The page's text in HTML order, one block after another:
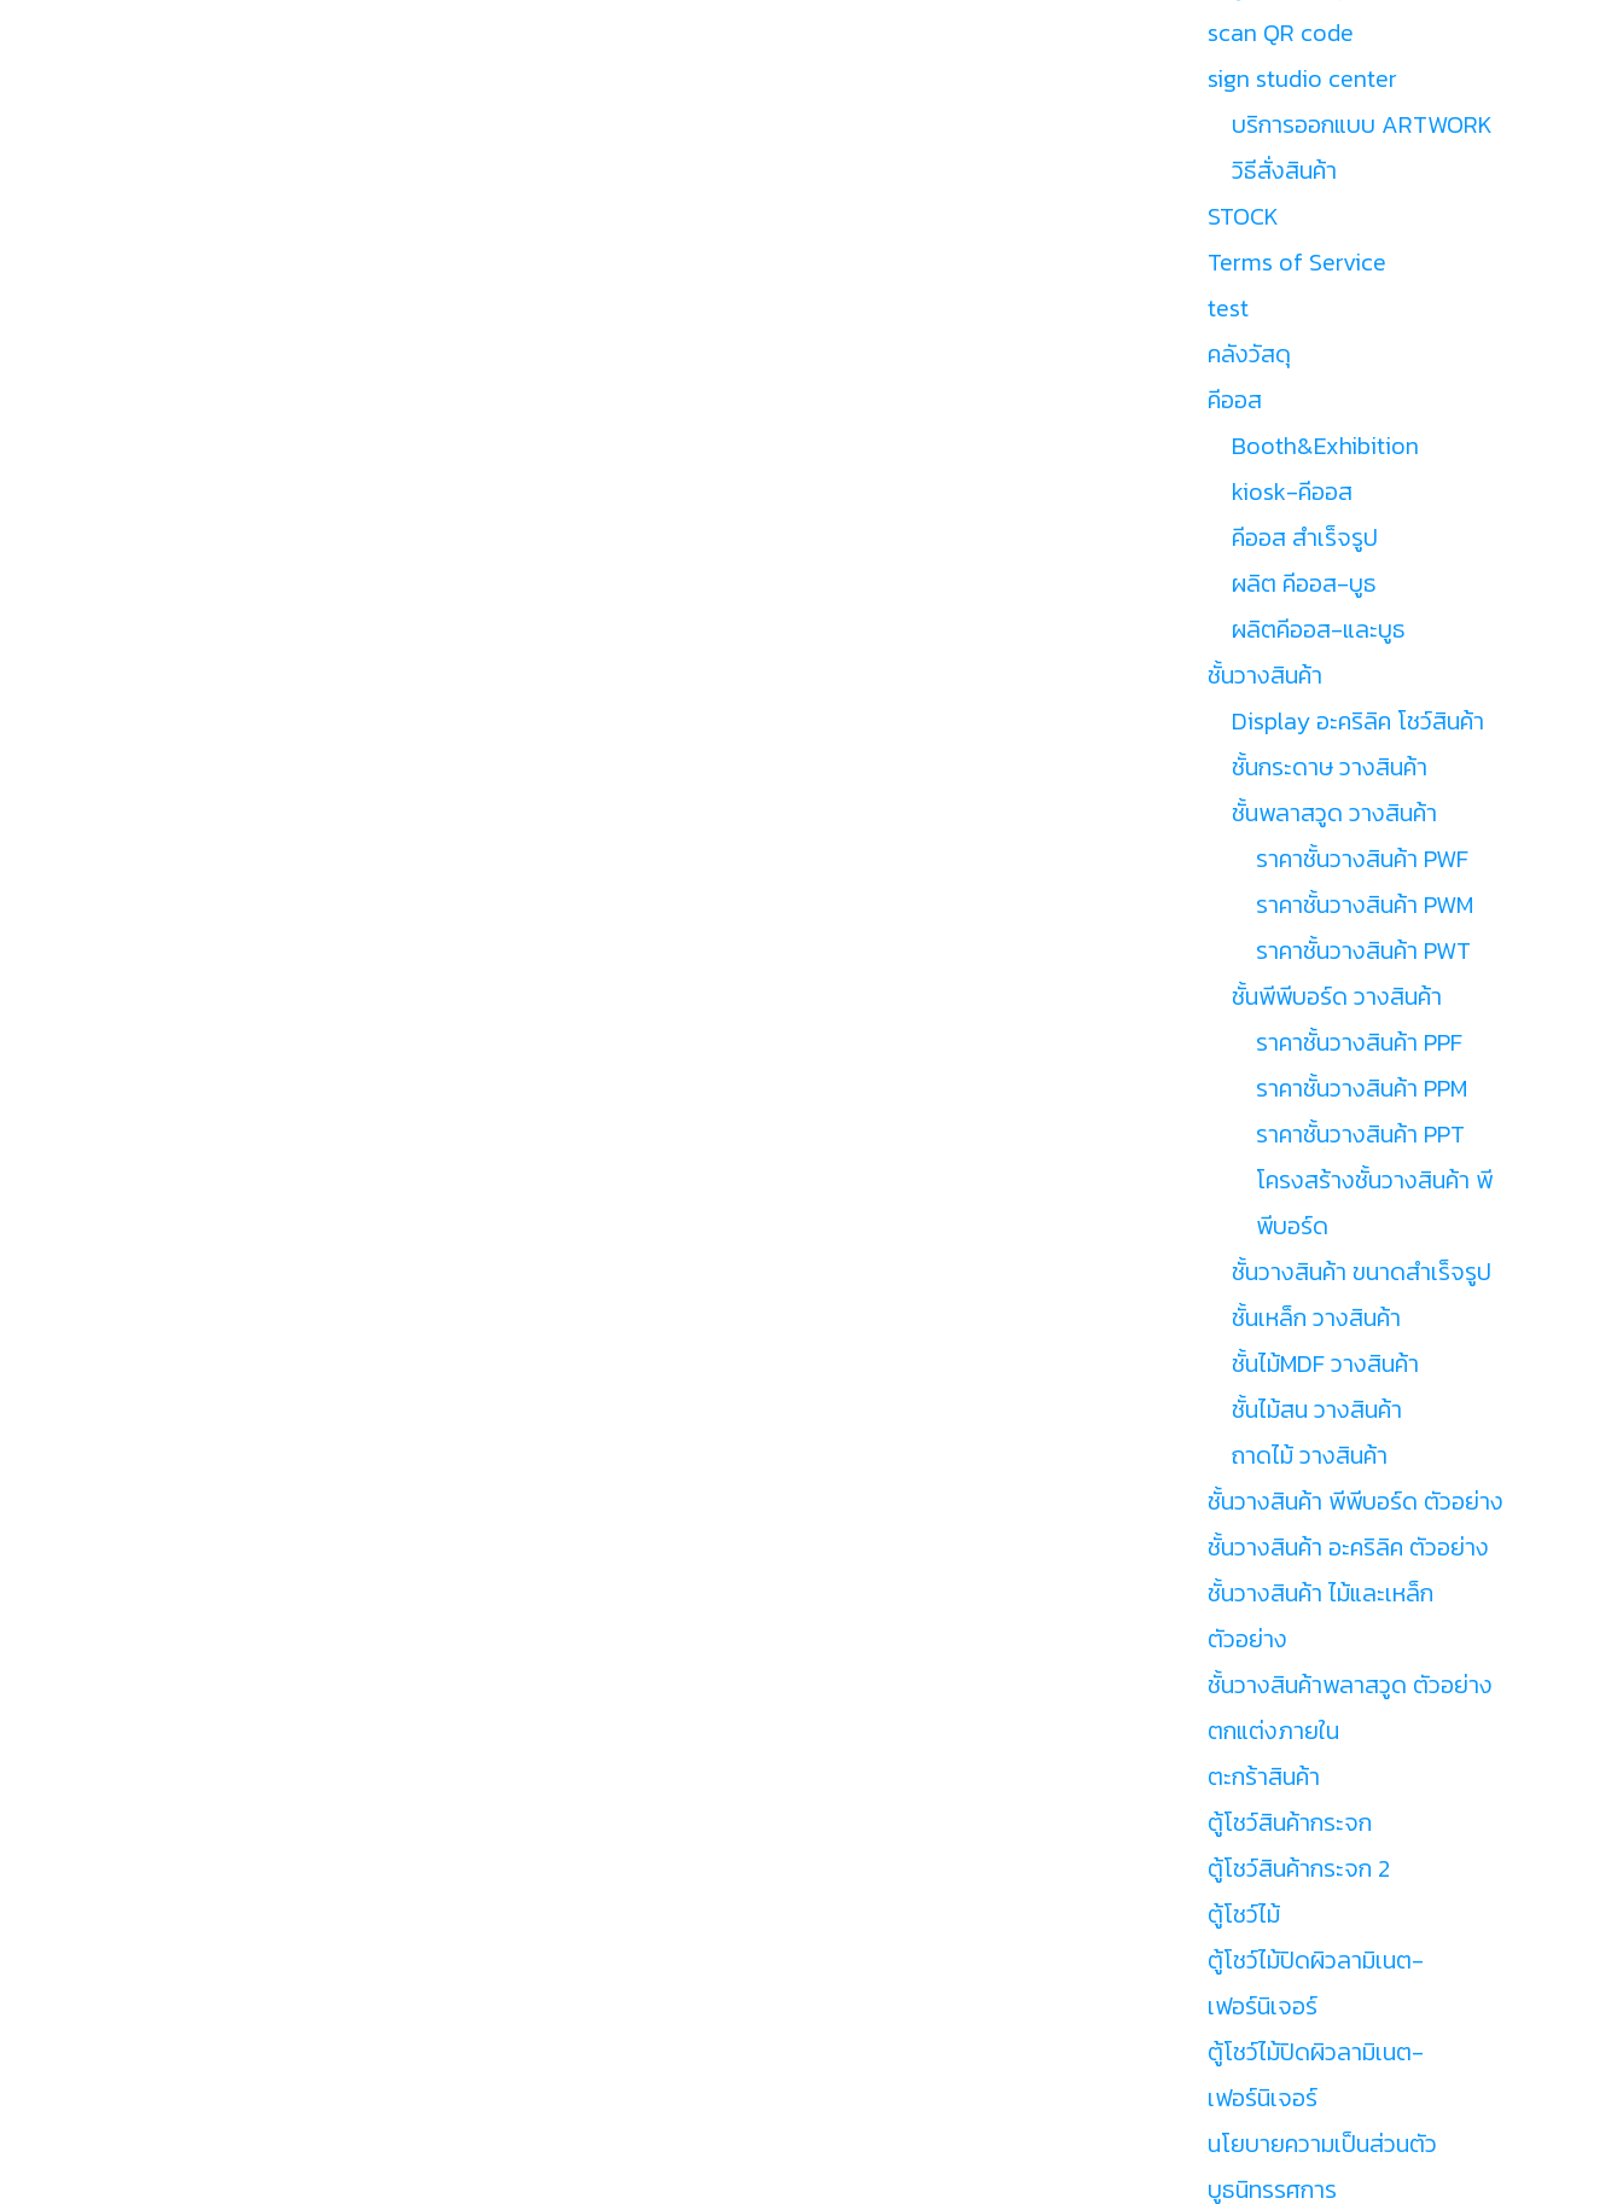
scan QR code
sign studio center
บริการออกแบบ ARTWORK
วิธีสั่งสินค้า
STOCK
Terms of Service
test
คลังวัสดุ
คีออส
Booth&Exhibition
kiosk-คีออส
คีออส สำเร็จรูป
ผลิต คีออส-บูธ
ผลิตคีออส-และบูธ
ชั้นวางสินค้า
Display อะคริลิค โชว์สินค้า
ชั้นกระดาษ วางสินค้า
ชั้นพลาสวูด วางสินค้า
ราคาชั้นวางสินค้า PWF
ราคาชั้นวางสินค้า PWM
ราคาชั้นวางสินค้า PWT
ชั้นพีพีบอร์ด วางสินค้า
ราคาชั้นวางสินค้า PPF
ราคาชั้นวางสินค้า PPM
ราคาชั้นวางสินค้า PPT
โครงสร้างชั้นวางสินค้า พี
พีบอร์ด
ชั้นวางสินค้า ขนาดสำเร็จรูป
ชั้นเหล็ก วางสินค้า
ชั้นไม้MDF วางสินค้า
ชั้นไม้สน วางสินค้า
ถาดไม้ วางสินค้า
ชั้นวางสินค้า พีพีบอร์ด ตัวอย่าง
ชั้นวางสินค้า อะคริลิค ตัวอย่าง
ชั้นวางสินค้า ไม้และเหล็ก
ตัวอย่าง
ชั้นวางสินค้าพลาสวูด ตัวอย่าง
ตกแต่งภายใน
ตะกร้าสินค้า
ตู้โชว์สินค้ากระจก
ตู้โชว์สินค้ากระจก 2
ตู้โชว์ไม้
ตู้โชว์ไม้ปิดผิวลามิเนต-
เฟอร์นิเจอร์
ตู้โชว์ไม้ปิดผิวลามิเนต-
เฟอร์นิเจอร์
นโยบายความเป็นส่วนตัว
บูธนิทรรศการ